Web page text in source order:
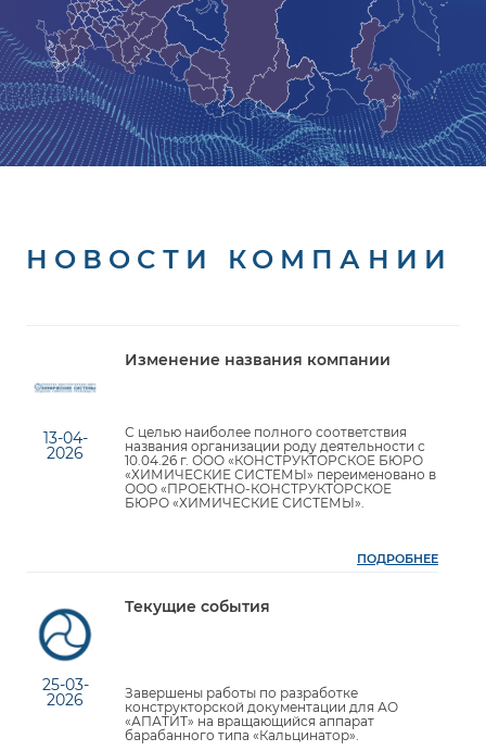
НОВОСТИ КОМПАНИИ
13-04-
2026
Изменение названия компании
С целью наиболее полного соответствия
названия организации роду деятельности с
10.04.26 г. ООО «КОНСТРУКТОРСКОЕ БЮРО
«ХИМИЧЕСКИЕ СИСТЕМЫ» переименовано в
ООО «ПРОЕКТНО-КОНСТРУКТОРСКОЕ
БЮРО «ХИМИЧЕСКИЕ СИСТЕМЫ».
ПОДРОБНЕЕ
25-03-
2026
Текущие события
Завершены работы по разработке
конструкторской документации для АО
«АПАТИТ» на вращающийся аппарат
барабанного типа «Кальцинатор».